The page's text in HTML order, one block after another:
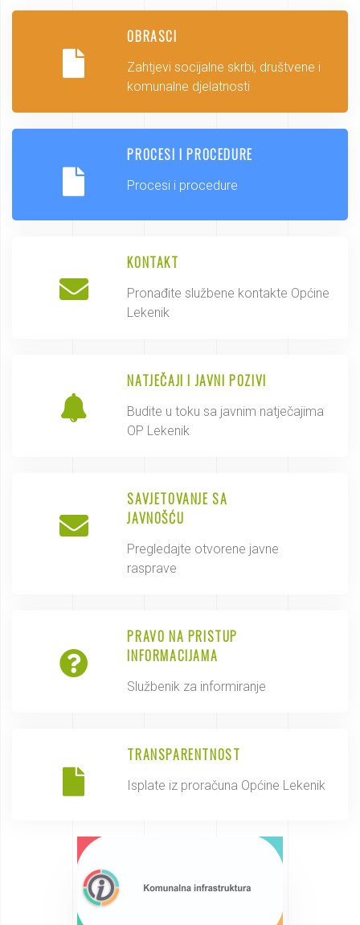
OBRASCI
Zahtjevi socijalne skrbi, društvene i
komunalne djelatnosti
PROCESI I PROCEDURE
Procesi i procedure
KONTAKT
Pronađite službene kontakte Općine
Lekenik
NATJEČAJI I JAVNI POZIVI
Budite u toku sa javnim natječajima
OP Lekenik
SAVJETOVANJE SA
JAVNOŠĆU
Pregledajte otvorene javne
rasprave
PRAVO NA PRISTUP
INFORMACIJAMA
Službenik za informiranje
TRANSPARENTNOST
Isplate iz proračuna Općine Lekenik